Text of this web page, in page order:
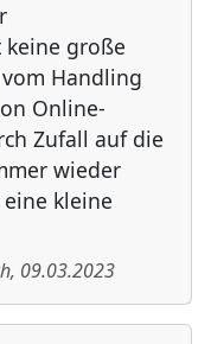
keine große
Handling
Online-
Zufall auf die
wieder
kleine
, 09.03.2023